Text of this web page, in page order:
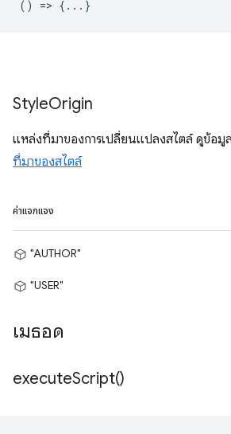
() => {...}
StyleOrigin
แหล่งที่มาของการเปลี่ยนแปลงสไตล์ ดูข้อมู
ที่มาของสไตล์
ค่าแจกแจง
"AUTHOR"
"USER"
เมธอด
executeScript()